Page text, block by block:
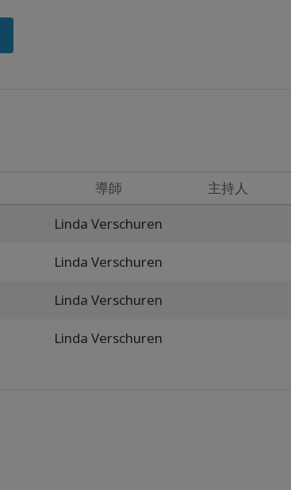
導師 主持人
Linda Verschuren
Linda Verschuren
Linda Verschuren
Linda Verschuren